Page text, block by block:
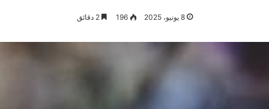
8 يونيو، 2025 196 2 دقائق